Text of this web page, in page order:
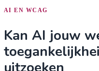
AI EN WCAG
Kan AI jouw